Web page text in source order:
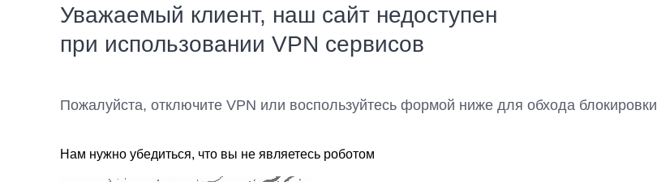
Уважаемый клиент, наш сайт недоступен
при использовании VPN сервисов
Пожалуйста, отключите VPN или воспользуйтесь формой ниже для обхода блокировки
Нам нужно убедиться, что вы не являетесь роботом